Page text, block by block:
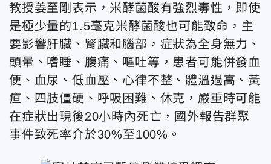
教授姜至剛表示，米酵菌酸有強烈毒性，即使
是極少量的1.5毫克米酵菌酸也可能致命，主
要影響肝臟、腎臟和腦部，症狀為全身無力、
頭暈、嗜睡、腹痛、嘔吐等，患者可能併發血
便、血尿、低血壓、心律不整、體溫過高、黃
疸、四肢僵硬、呼吸困難、休克，嚴重時可能
在症狀出現後20小時內死亡，國外報告群聚
事件致死率介於30%至100%。